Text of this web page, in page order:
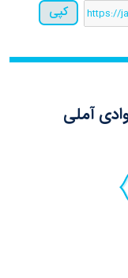
کپی
آملی